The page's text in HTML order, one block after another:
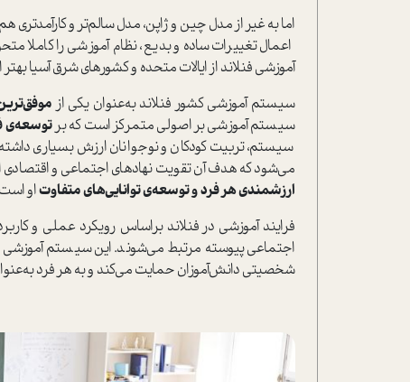
اما به غیر از مدل چین و ژاپن، مدل سالم‌تر و کارآمدتری
اعمال تغییرات ساده و بدیع، نظام آموزشی را
آموزشی فنلاند از ایالات متحده و کشورهای شرق آسیا
سیستم آموزشی کشور فنلاند به‌عنوان یکی از
سیستم آموزشی بر اصولی متمرکز است که برتوسعه‌ی
سیستم، تربیت کودکان و نوجوانان ارزش بسیاری
می‌شود که هدف آن تقویت نهادهای اجتماعی و
ارزشمندی هر فرد و توسعه‌ی توانایی‌های متفاوتاو
فرایند آموزشی در فنلاند براساس رویکرد عملی و
اجتماعی پیوسته مرتبط می‌شوند. این سیستم آموزشی
شخصیتی دانش‌آموزان حمایت می‌کند و به هر فرد